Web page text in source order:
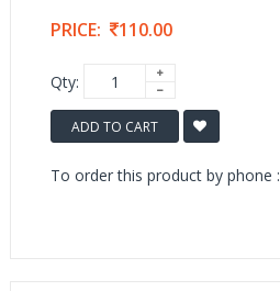
PRICE: 110.00
Qty:
ADD TO CART
To order this product by phone :